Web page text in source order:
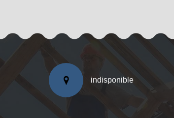
indisponible